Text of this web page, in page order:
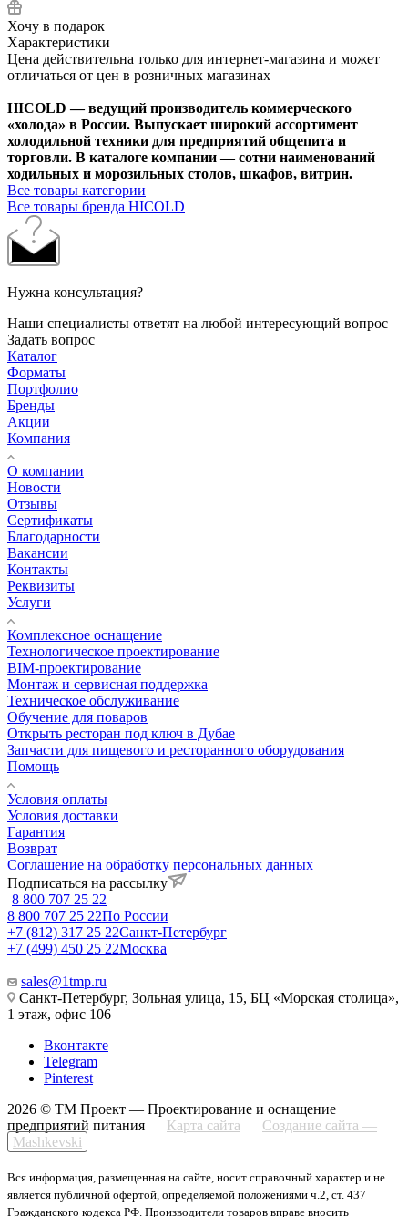
Хочу в подарок
Характеристики
Цена действительна только для интернет-магазина и может
отличаться от цен в розничных магазинах
HICOLD — ведущий производитель коммерческого
«холода» в России. Выпускает широкий ассортимент
холодильной техники для предприятий общепита и
торговли. В каталоге компании — сотни наименований
ходильных и морозильных столов, шкафов, витрин.
Все товары категории
Все товары бренда HICOLD
Нужна консультация?
Наши специалисты ответят на любой интересующий вопрос
Задать вопрос
Каталог
Форматы
Портфолио
Бренды
Акции
Компания
О компании
Новости
Отзывы
Сертификаты
Благодарности
Вакансии
Контакты
Реквизиты
Услуги
Комплексное оснащение
Технологическое проектирование
BIM-проектирование
Монтаж и сервисная поддержка
Техническое обслуживание
Обучение для поваров
Открыть ресторан под ключ в Дубае
Запчасти для пищевого и ресторанного оборудования
Помощь
Условия оплаты
Условия доставки
Гарантия
Возврат
Соглашение на обработку персональных данных
Подписаться на рассылку
8 800 707 25 22
8 800 707 25 22По России
+7 (812) 317 25 22Санкт-Петербург
+7 (499) 450 25 22Москва
sales@1tmp.ru
Санкт-Петербург, Зольная улица, 15, БЦ «Морская столица»,
1 этаж, офис 106
Вконтакте
Telegram
Pinterest
2026 © ТМ Проект — Проектирование и оснащение
предприятий питания
Карта сайта
Создание сайта —
Mashkevski
Вся информация, размещенная на сайте, носит справочный характер и не
является публичной офертой, определяемой положениями ч.2, ст. 437
Гражданского кодекса РФ. Производители товаров вправе вносить